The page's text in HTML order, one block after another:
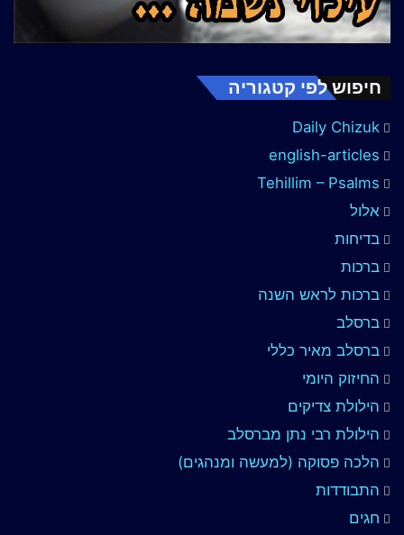
חיפוש לפי קטגוריה
Daily Chizuk
english-articles
Tehillim – Psalms
אלול
בדיחות
ברכות
ברכות לראש השנה
ברסלב
ברסלב מאיר כללי
החיזוק היומי
הילולת צדיקים
הילולת רבי נתן מברסלב
הלכה פסוקה (למעשה ומנהגים)
התבודדות
חגים